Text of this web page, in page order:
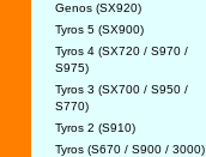
Genos (SX920)
Tyros 5 (SX900)
Tyros 4 (SX720 / S970 /
S975)
Tyros 3 (SX700 / S950 /
S770)
Tyros 2 (S910)
Tyros (S670 / S900 / 3000)